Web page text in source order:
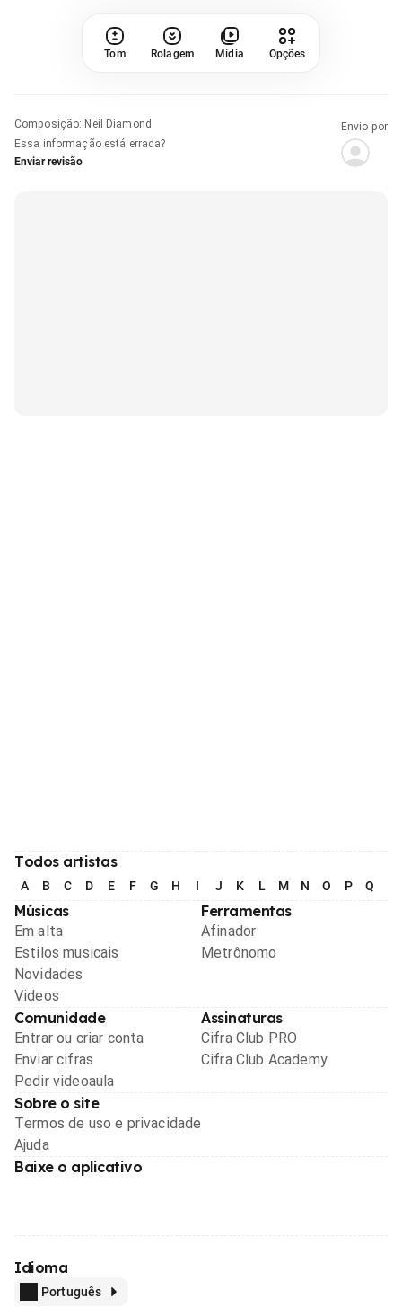
Tom Rolagem Mídia Opções
Composição: Neil Diamond
Essa informação está errada?
Enviar revisão
Envio por
Todos artistas
A B C D E F G H I J K L M N O P Q
Músicas
Em alta
Estilos musicais
Novidades
Videos
Ferramentas
Afinador
Metrônomo
Comunidade
Entrar ou criar conta
Enviar cifras
Pedir videoaula
Assinaturas
Cifra Club PRO
Cifra Club Academy
Sobre o site
Termos de uso e privacidade
Ajuda
Baixe o aplicativo
Idioma
Português